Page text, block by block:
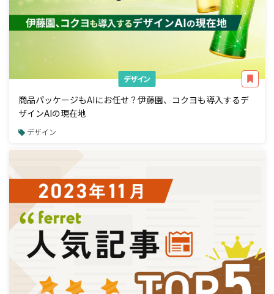
デザイン
商品パッケージもAIにお任せ？伊藤園、コクヨも導入するデ
ザインAIの現在地
デザイン